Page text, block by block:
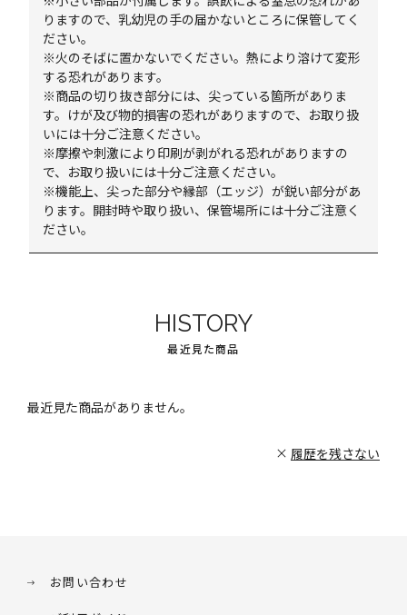
りますので、乳幼児の手の届かないところに保管してく
ださい。
※火のそばに置かないでください。熱により溶けて変形
する恐れがあります。
※商品の切り抜き部分には、尖っている箇所がありま
す。けが及び物的損害の恐れがありますので、お取り扱
いには十分ご注意ください。
※摩擦や刺激により印刷が剥がれる恐れがありますの
で、お取り扱いには十分ご注意ください。
※機能上、尖った部分や縁部（エッジ）が鋭い部分があ
ります。開封時や取り扱い、保管場所には十分ご注意く
ださい。
HISTORY
最近見た商品
最近見た商品がありません。
履歴を残さない
お問い合わせ